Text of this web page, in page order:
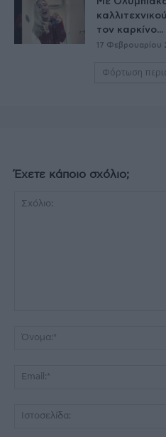
τον καρκίνο...
17 Φεβρουαρίου
Φόρτωση
Έχετε κάποιο σχόλιο;